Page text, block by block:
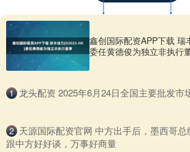
鑫创国际配资APP下载 瑞
委任黄德俊为独立非执行
1 龙头配资 2025年6月24日全国主要批发市
2 天源国际配资官网 中方出手后，墨西哥
跟中方好好谈，万事好商量